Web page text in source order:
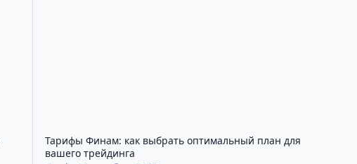
Тарифы Финам: как выбрать оптимальный план для
вашего трейдинга